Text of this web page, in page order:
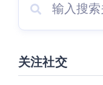
关注社交